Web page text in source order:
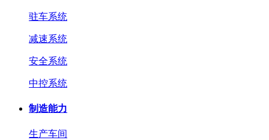
驻车系统
减速系统
安全系统
中控系统
制造能力
生产车间